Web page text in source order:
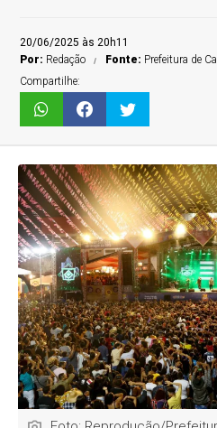
20/06/2025 às 20h11
Por: Redação Fonte: Prefeitura de
Compartilhe: